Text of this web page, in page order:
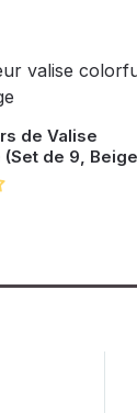
de Valise
de 9,